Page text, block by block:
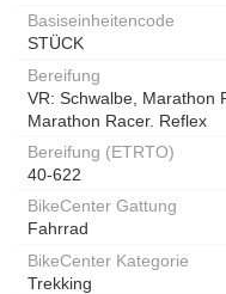
Basiseinheitencode
STÜCK
Bereifung
VR: Schwalbe, Marathon
Marathon Racer. Reflex
Bereifung (ETRTO)
40-622
BikeCenter Gattung
Fahrrad
BikeCenter Kategorie
Trekking